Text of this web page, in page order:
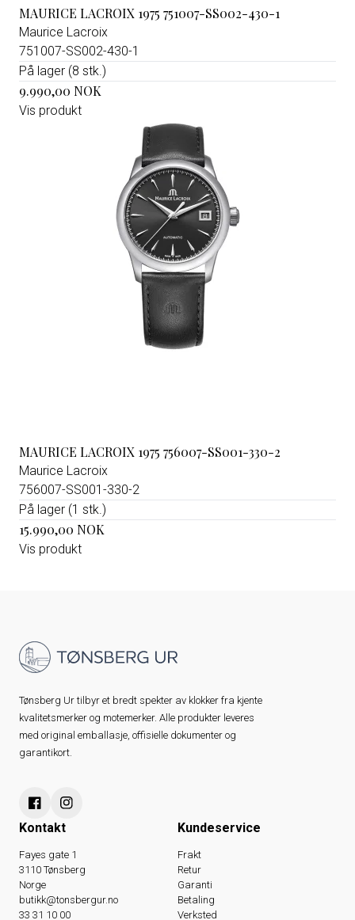
MAURICE LACROIX 1975 751007-SS002-430-1
Maurice Lacroix
751007-SS002-430-1
På lager (8 stk.)
9.990,00 NOK
Vis produkt
MAURICE LACROIX 1975 756007-SS001-330-2
Maurice Lacroix
756007-SS001-330-2
På lager (1 stk.)
15.990,00 NOK
Vis produkt
Tønsberg Ur tilbyr et bredt spekter av klokker fra kjente
kvalitetsmerker og motemerker. Alle produkter leveres
med original emballasje, offisielle dokumenter og
garantikort.
Kontakt
Fayes gate 1
3110 Tønsberg
Norge
butikk@tonsbergur.no
33 31 10 00
Kundeservice
Frakt
Retur
Garanti
Betaling
Verksted